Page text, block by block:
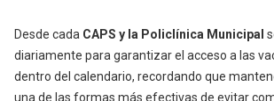
Desde cada CAPS y la Policlínica Municipal
diariamente para garantizar el acceso a las
dentro del calendario, recordando que
una de las formas más efectivas de evitar